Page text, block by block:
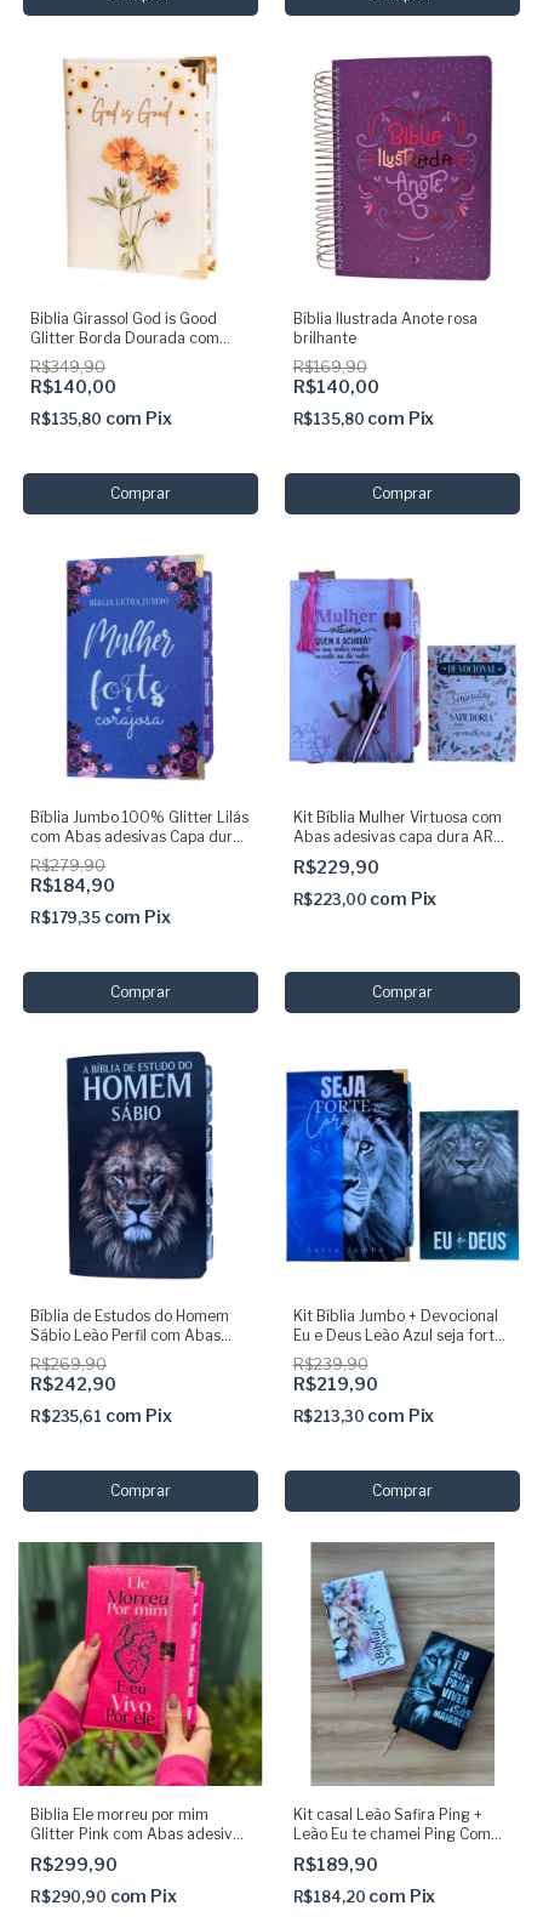
Biblia Girassol God is Good
Glitter Borda Dourada com
Abas Adesivas
R$349,90
R$140,00
R$135,80 com Pix
Bíblia Ilustrada Anote rosa
brilhante
R$169,90
R$140,00
R$135,80 com Pix
Bíblia Jumbo 100% Glitter Lilás
com Abas adesivas Capa dura
Acolchoada e Harpa
R$279,90
R$184,90
R$179,35 com Pix
Kit Bíblia Mulher Virtuosa com
Abas adesivas capa dura ARC
+ devocional + caneta + marca
páginas
R$229,90
R$223,00 com Pix
Bíblia de Estudos do Homem
Sábio Leão Perfil com Abas
adesivas
R$269,90
R$242,90
R$235,61 com Pix
Kit Bíblia Jumbo + Devocional
Eu e Deus Leão Azul seja forte
e corajoso com Abas adesivas
Capa dura Acolchoada e Harpa
R$239,90
R$219,90
R$213,30 com Pix
Biblia Ele morreu por mim
Glitter Pink com Abas adesivas
e elástico Arc Sbb
R$299,90
R$290,90 com Pix
Kit casal Leão Safira Ping +
Leão Eu te chamei Ping Com
Harpa
R$189,90
R$184,20 com Pix